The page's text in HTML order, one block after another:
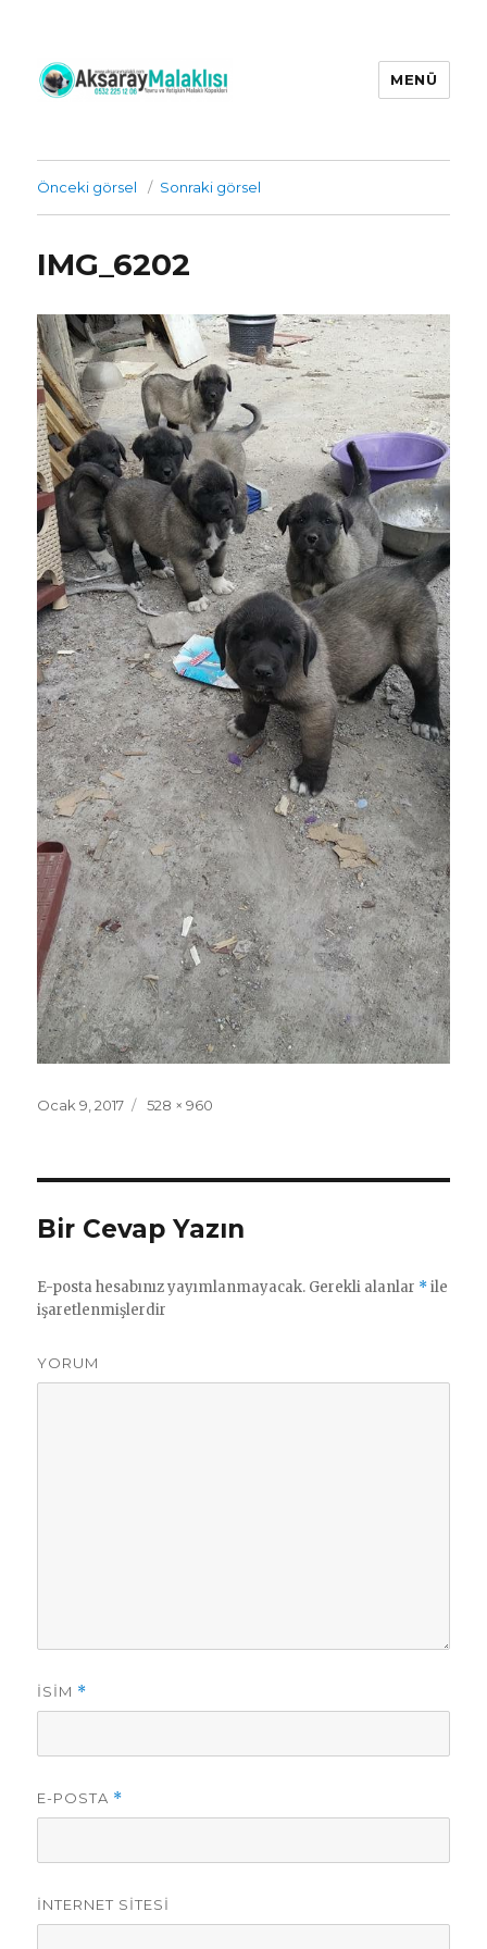
Çiftliği İrtibat : 0532 225 12 06 |
yetişkin ve yavru aksaray malaklı
köpekleri
MENÜ
Önceki görsel Sonraki görsel
IMG_6202
Yayın
Ocak 9, 2017
Tam
528 × 960
Bir Cevap Yazın
E-posta hesabınız yayımlanmayacak. Gerekli alanlar *ile
işaretlenmişlerdir
YORUM
İSIM *
E-POSTA *
İNTERNET SITESI